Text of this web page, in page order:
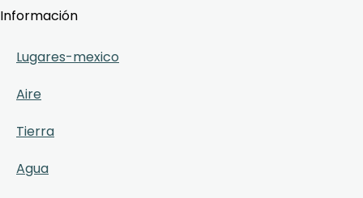
Información
Lugares-mexico
Aire
Tierra
Agua